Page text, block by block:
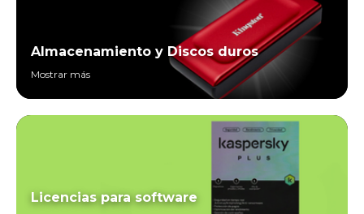
Almacenamiento y Discos duros
Mostrar más
Licencias para software